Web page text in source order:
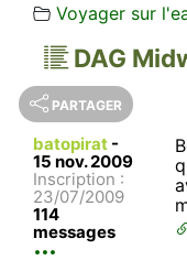
Voyager sur
DAG
PARTAGER
batopirat -
15 nov. 2009
Inscription :
23/07/2009
114
messages